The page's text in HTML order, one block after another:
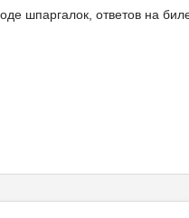
шпаргалок, ответов на